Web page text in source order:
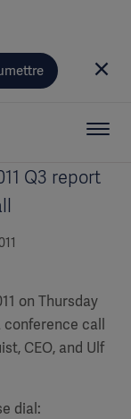
Q3 report
on Thursday
call
CEO, and Ulf
dial: